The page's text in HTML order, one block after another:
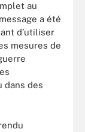
au
a été
d’utiliser
mesures de
dans des